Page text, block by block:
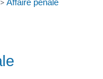
> Affaire pénale